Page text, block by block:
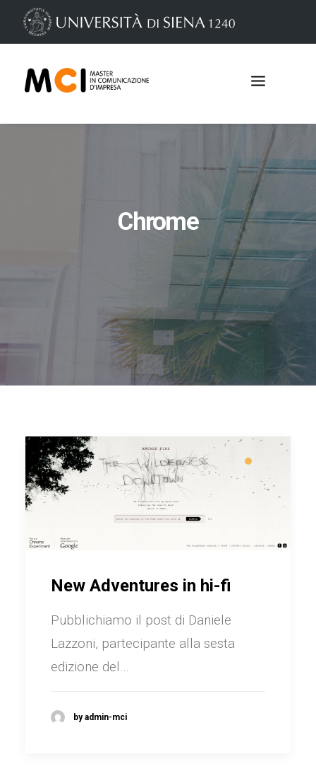
Iscrizioni
Chrome
New Adventures in hi-fi
Pubblichiamo il post di Daniele
Lazzoni, partecipante alla sesta
edizione del…
by admin-mci